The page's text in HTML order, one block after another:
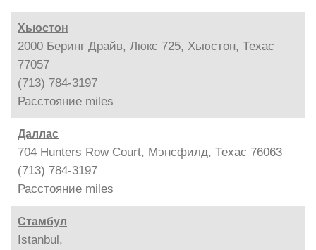
Хьюстон
2000 Беринг Драйв, Люкс 725, Хьюстон, Техас
77057
(713) 784-3197
Расстояние miles
Даллас
704 Hunters Row Court, Мэнсфилд, Техас 76063
(713) 784-3197
Расстояние miles
Стамбул
Istanbul,